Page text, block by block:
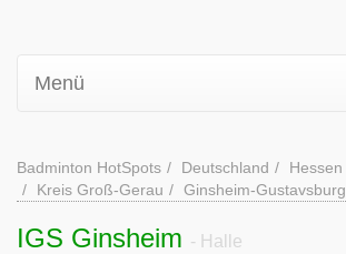
Menü
Badminton HotSpots Deutschland
Hessen
Kreis Groß-Gerau
Ginsheim-Gustavsburg
IGS Ginsheim - Halle